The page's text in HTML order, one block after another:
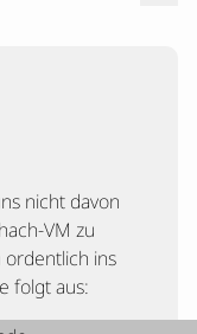
nicht davon
VM zu
ordentlich ins
folgt aus: